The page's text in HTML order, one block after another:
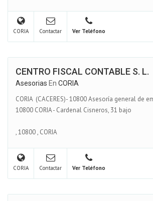
CORIA Contactar Ver Teléfono
CENTRO FISCAL CONTABLE S. L.
Asesorias En CORIA
CORIA (CACERES)- 10800 Asesoría general de
10800 CORIA - Cardenal Cisneros, 31 bajo
,10800, CORIA
CORIA Contactar Ver Teléfono